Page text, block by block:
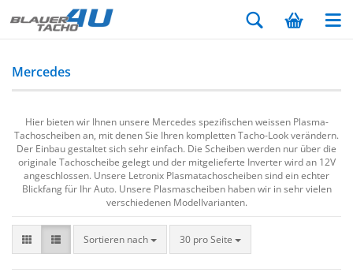
Mercedes
Hier bieten wir Ihnen unsere Mercedes spezifischen weissen Plasma-
Tachoscheiben an, mit denen Sie Ihren kompletten Tacho-Look verändern.
Der Einbau gestaltet sich sehr einfach. Die Scheiben werden nur über die
originale Tachoscheibe gelegt und der mitgelieferte Inverter wird an 12V
angeschlossen. Unsere Letronix Plasmatachoscheiben sind ein echter
Blickfang für Ihr Auto. Unsere Plasmascheiben haben wir in sehr vielen
verschiedenen Modellvarianten.
Sortieren nach 30 pro Seite